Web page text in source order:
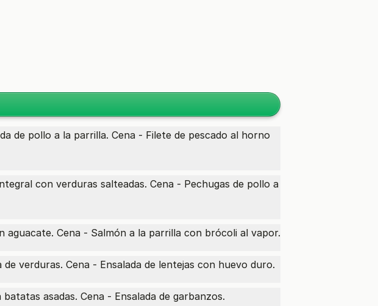
de pollo a la parrilla. Cena - Filete de pescado al horno
con verduras salteadas. Cena - Pechugas de pollo a
Cena - Salmón a la parrilla con brócoli al vapor.
verduras. Cena - Ensalada de lentejas con huevo duro.
asadas. Cena - Ensalada de garbanzos.